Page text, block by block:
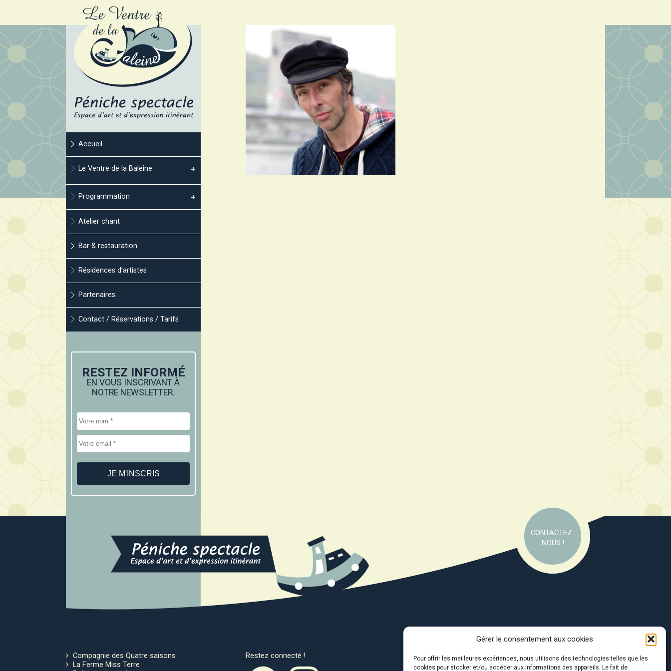
Gérer le consentement aux cookies
Pour offrir les meilleures expériences, nous utilisons des technologies telles que les
cookies pour stocker et/ou accéder aux informations des appareils. Le fait de
Accueil
Le Ventre de la Baleine
Programmation
Atelier chant
Bar & restauration
Résidences d’artistes
Partenaires
Contact / Réservations / Tarifs
RESTEZ INFORMÉ
EN VOUS INSCRIVANT À
NOTRE NEWSLETTER.
CONTACTEZ-
NOUS !
Compagnie des Quatre saisons
La Ferme Miss Terre
Restez connecté ! Avec le soutien de :